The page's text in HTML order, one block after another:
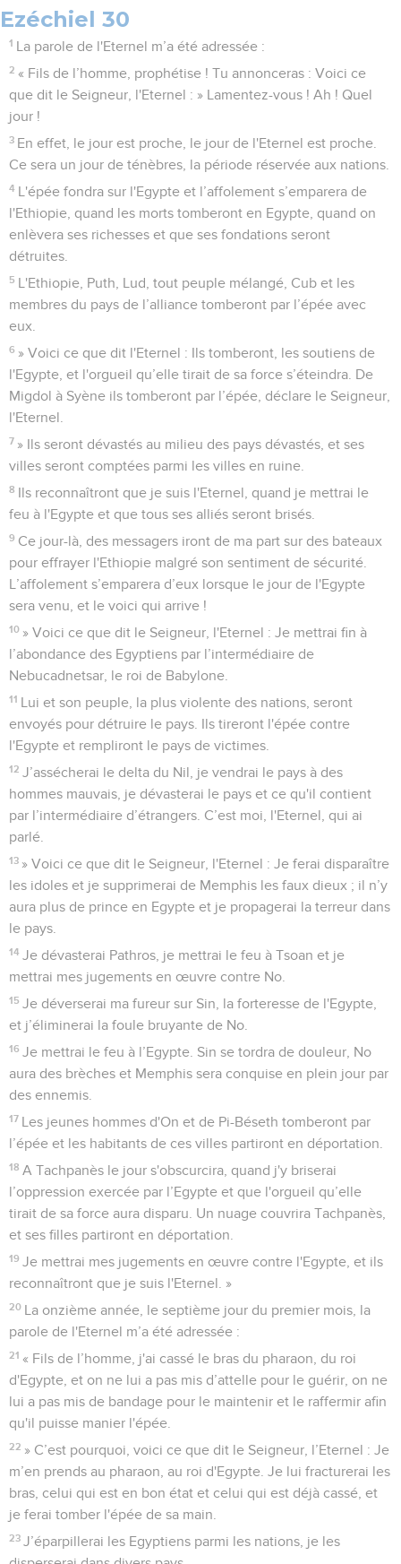
Ezéchiel 30
1 La parole de l'Eternel m’a été adressée :
2 « Fils de l’homme, prophétise ! Tu annonceras : Voici ce
que dit le Seigneur, l'Eternel : » Lamentez-vous ! Ah ! Quel
jour !
3 En effet, le jour est proche, le jour de l'Eternel est proche.
Ce sera un jour de ténèbres, la période réservée aux nations.
4 L'épée fondra sur l'Egypte et l’affolement s’emparera de
l'Ethiopie, quand les morts tomberont en Egypte, quand on
enlèvera ses richesses et que ses fondations seront
détruites.
5 L'Ethiopie, Puth, Lud, tout peuple mélangé, Cub et les
membres du pays de l’alliance tomberont par l’épée avec
eux.
6 » Voici ce que dit l'Eternel : Ils tomberont, les soutiens de
l'Egypte, et l'orgueil qu’elle tirait de sa force s’éteindra. De
Migdol à Syène ils tomberont par l’épée, déclare le Seigneur,
l'Eternel.
7 » Ils seront dévastés au milieu des pays dévastés, et ses
villes seront comptées parmi les villes en ruine.
8 Ils reconnaîtront que je suis l'Eternel, quand je mettrai le
feu à l'Egypte et que tous ses alliés seront brisés.
9 Ce jour-là, des messagers iront de ma part sur des bateaux
pour effrayer l'Ethiopie malgré son sentiment de sécurité.
L’affolement s’emparera d’eux lorsque le jour de l'Egypte
sera venu, et le voici qui arrive !
10 » Voici ce que dit le Seigneur, l'Eternel : Je mettrai fin à
l’abondance des Egyptiens par l’intermédiaire de
Nebucadnetsar, le roi de Babylone.
11 Lui et son peuple, la plus violente des nations, seront
envoyés pour détruire le pays. Ils tireront l'épée contre
l'Egypte et rempliront le pays de victimes.
12 J’assécherai le delta du Nil, je vendrai le pays à des
hommes mauvais, je dévasterai le pays et ce qu'il contient
par l’intermédiaire d’étrangers. C’est moi, l'Eternel, qui ai
parlé.
13 » Voici ce que dit le Seigneur, l'Eternel : Je ferai disparaître
les idoles et je supprimerai de Memphis les faux dieux ; il n’y
aura plus de prince en Egypte et je propagerai la terreur dans
le pays.
14 Je dévasterai Pathros, je mettrai le feu à Tsoan et je
mettrai mes jugements en œuvre contre No.
15 Je déverserai ma fureur sur Sin, la forteresse de l'Egypte,
et j’éliminerai la foule bruyante de No.
16 Je mettrai le feu à l’Egypte. Sin se tordra de douleur, No
aura des brèches et Memphis sera conquise en plein jour par
des ennemis.
17 Les jeunes hommes d'On et de Pi-Béseth tomberont par
l’épée et les habitants de ces villes partiront en déportation.
18 A Tachpanès le jour s'obscurcira, quand j'y briserai
l’oppression exercée par l’Egypte et que l'orgueil qu’elle
tirait de sa force aura disparu. Un nuage couvrira Tachpanès,
et ses filles partiront en déportation.
19 Je mettrai mes jugements en œuvre contre l'Egypte, et ils
reconnaîtront que je suis l'Eternel. »
20 La onzième année, le septième jour du premier mois, la
parole de l'Eternel m’a été adressée :
21 « Fils de l’homme, j'ai cassé le bras du pharaon, du roi
d'Egypte, et on ne lui a pas mis d’attelle pour le guérir, on ne
lui a pas mis de bandage pour le maintenir et le raffermir afin
qu'il puisse manier l'épée.
22 » C’est pourquoi, voici ce que dit le Seigneur, l’Eternel : Je
m’en prends au pharaon, au roi d'Egypte. Je lui fracturerai les
bras, celui qui est en bon état et celui qui est déjà cassé, et
je ferai tomber l'épée de sa main.
23 J’éparpillerai les Egyptiens parmi les nations, je les